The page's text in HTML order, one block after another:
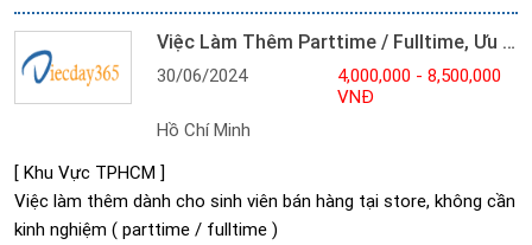
và sắp xếp lịch làm trực tiếp luôn nhé!
- Chiều 13h30-17h30
Mô tả công việc: nhân viên bán hàng, tư vấn sản phẩm cho
khách hàng, hỗ trợ khách mua hàng
Việc Làm Thêm Parttime / Fulltime, Ưu Tiên Sinh Viên Nam Nữ
30/06/2024
4,000,000 - 8,500,000
VNĐ
Hồ Chí Minh
[ Khu Vực TPHCM ]
Việc làm thêm dành cho sinh viên bán hàng tại store, không cần
kinh nghiệm ( parttime / fulltime )